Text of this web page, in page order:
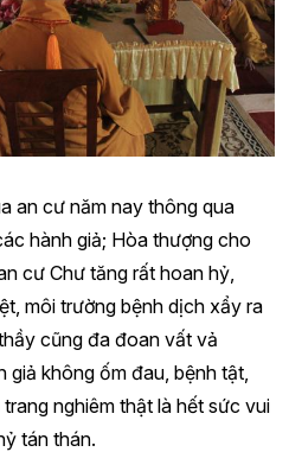
an cư năm nay thông qua
hành giả; Hòa thượng cho
cư Chư tăng rất hoan hỷ,
môi trường bệnh dịch xẩy ra
cũng đa đoan vất vả
không ốm đau, bệnh tật,
nghiêm thật là hết sức vui
tán thán.